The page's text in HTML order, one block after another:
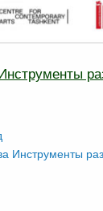
Инструменты